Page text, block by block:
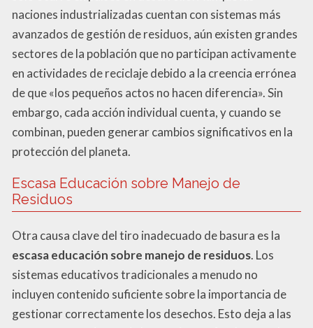
naciones industrializadas cuentan con sistemas más
avanzados de gestión de residuos, aún existen grandes
sectores de la población que no participan activamente
en actividades de reciclaje debido a la creencia errónea
de que «los pequeños actos no hacen diferencia». Sin
embargo, cada acción individual cuenta, y cuando se
combinan, pueden generar cambios significativos en la
protección del planeta.
Escasa Educación sobre Manejo de
Residuos
Otra causa clave del tiro inadecuado de basura es la
escasa educación sobre manejo de residuos. Los
sistemas educativos tradicionales a menudo no
incluyen contenido suficiente sobre la importancia de
gestionar correctamente los desechos. Esto deja a las